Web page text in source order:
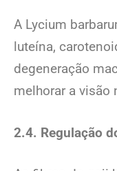
A Lycium
luteína,
degeneração
melhorar a visão
2.4. Regulação